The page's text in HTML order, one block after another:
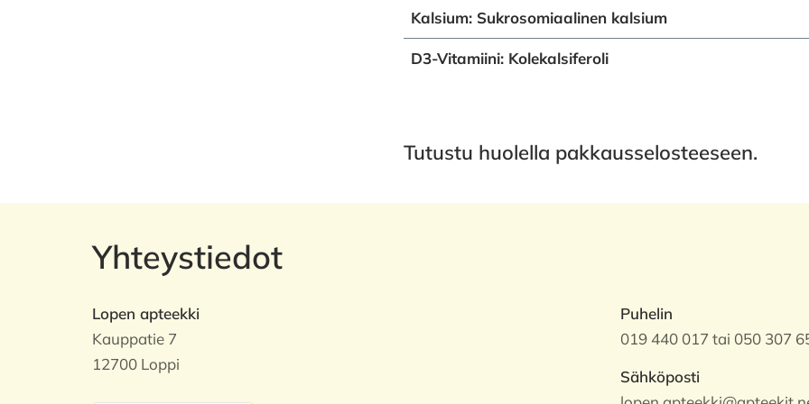
Kalsium: Sukrosomiaalinen kalsium
D3-Vitamiini: Kolekalsiferoli
Tutustu huolella pakkausselosteeseen.
Yhteystiedot
Lopen apteekki
Kauppatie 7
12700 Loppi
Puhelin
019 440 017 tai 050 307
Sähköposti